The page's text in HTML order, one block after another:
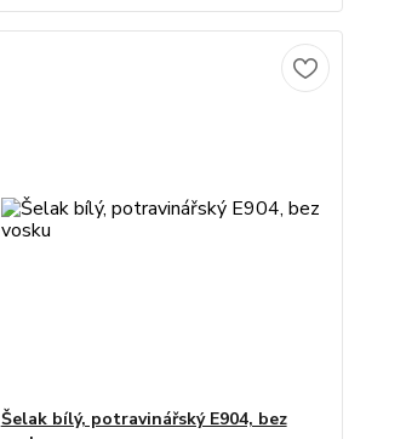
Šelak bílý, potravinářský E904, bez